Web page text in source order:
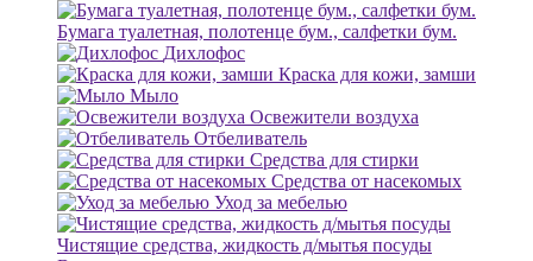
Бумага туалетная, полотенце бум., салфетки бум.
Дихлофос
Краска для кожи, замши
Мыло
Освежители воздуха
Отбеливатель
Средства для стирки
Средства от насекомых
Уход за мебелью
Чистящие средства, жидкость д/мытья посуды